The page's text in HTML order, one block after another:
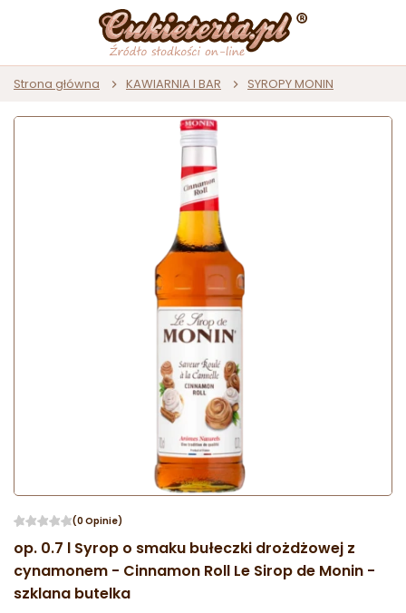
Strona główna KAWIARNIA I BAR SYROPY MONIN
(0 Opinie)
op. 0.7 l Syrop o smaku bułeczki drożdżowej z
cynamonem - Cinnamon Roll Le Sirop de Monin -
szklana butelka